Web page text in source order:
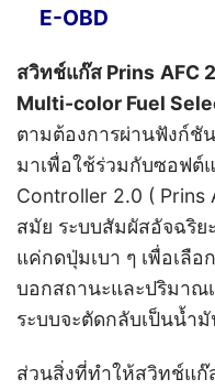
E-OBD
สวิทช์แก๊ส Prins AFC
Multi-color Fuel
ตามต้องการผ่านฟังก์ชั
มาเพื่อใช้ร่วมกับซอฟต์
Controller 2.0 ( Prins
สมัย ระบบสัมผัสอัจฉริย
แค่กดปุ่มเบา ๆ เพื่อเลื
บอกสถานะและปริมาณ
ระบบจะตัดกลับเป็นน้ำ
ส่วนสิ่งที่ทำให้สวิทช์แก๊